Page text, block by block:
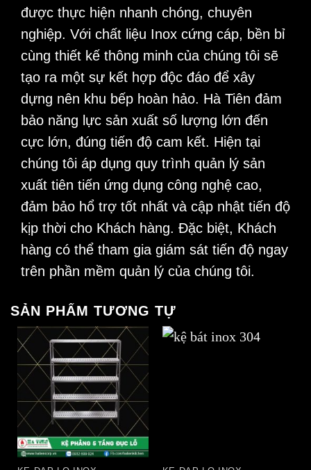
được thực hiện nhanh chóng, chuyên
nghiệp. Với chất liệu Inox cứng cáp, bền bỉ
cùng thiết kế thông minh của chúng tôi sẽ
tạo ra một sự kết hợp độc đáo để xây
dựng nên khu bếp hoàn hảo. Hà Tiên đảm
bảo năng lực sản xuất số lượng lớn đến
cực lớn, đúng tiến độ cam kết. Hiện tại
chúng tôi áp dụng quy trình quản lý sản
xuất tiên tiến ứng dụng công nghệ cao,
đảm bảo hổ trợ tốt nhất và cập nhật tiến độ
kịp thời cho Khách hàng. Đặc biệt, Khách
hàng có thể tham gia giám sát tiến độ ngay
trên phần mềm quản lý của chúng tôi.
SẢN PHẨM TƯƠNG TỰ